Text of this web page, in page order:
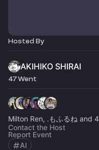
Hosted By
AKIHIKO SHIRAI
47 Went
Milton Ren, .もふるね and
Contact the Host
Report Event
AI